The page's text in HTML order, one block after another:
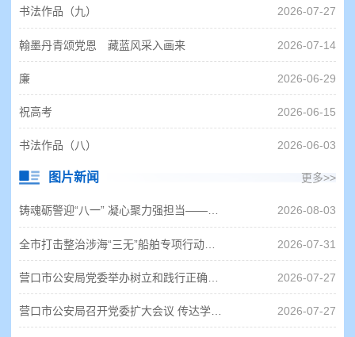
书法作品（九） 2026-07-27
翰墨丹青颂党恩 藏蓝风采入画来 2026-07-14
廉 2026-06-29
祝高考 2026-06-15
书法作品（八） 2026-06-03
图片新闻 更多>>
2026-08-03
2026-07-31
2026-07-27
2026-07-27